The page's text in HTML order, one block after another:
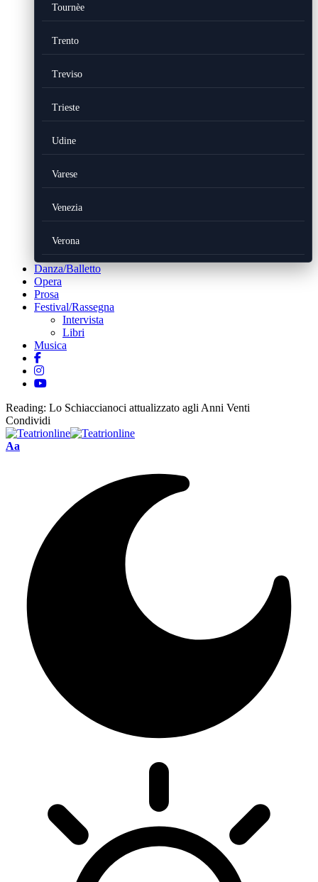
Tournèe
Trento
Treviso
Trieste
Udine
Varese
Venezia
Verona
Danza/Balletto
Opera
Prosa
Festival/Rassegna
Intervista
Libri
Musica
Reading: Lo Schiaccianoci attualizzato agli Anni Venti
Condividi
Font
Aa